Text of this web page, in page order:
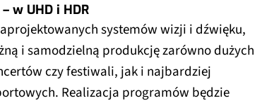
w UHD i HDR
systemów wizji i dźwięku,
i samodzielną produkcję zarówno dużych
czy festiwali, jak i najbardziej
Realizacja programów będzie